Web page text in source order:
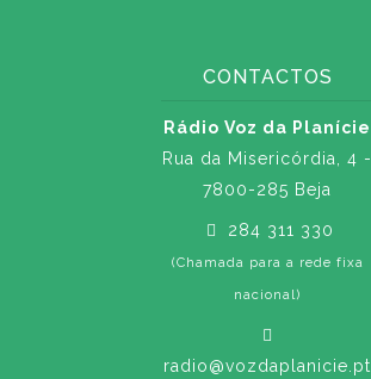
CONTACTOS
Rádio Voz da Planície
Rua da Misericórdia, 4 -
7800-285 Beja
284 311 330
(Chamada para a rede fixa
nacional)
radio@vozdaplanicie.pt